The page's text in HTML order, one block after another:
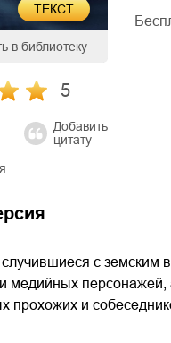
ТЕКСТ
в библиотеку
5
Добавить
цитату
с земским
медийных
прохожих и